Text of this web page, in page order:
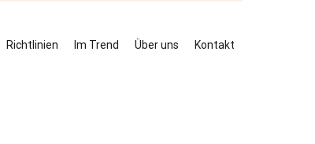
Richtlinien Im Trend Über uns Kontakt